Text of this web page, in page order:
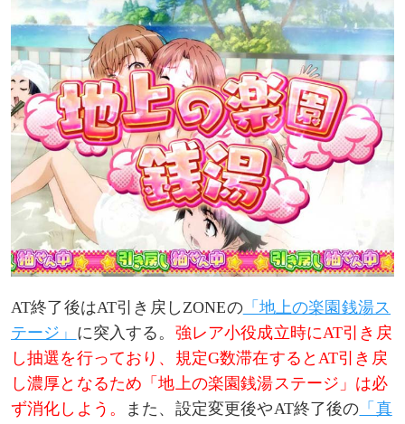
AT終了後はAT引き戻しZONEの「地上の楽園銭湯ス
テージ」 に突入する。 強レア小役成立時にAT引き戻
し抽選を行っており、規定G数滞在するとAT引き戻
し濃厚となるため「地上の楽園銭湯ステージ」は必
ず消化しよう。
また、設定変更後やAT終了後の 「真